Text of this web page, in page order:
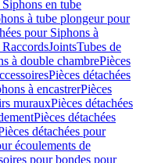
en tube
à tube plongeur pour
pour Siphons à
RaccordsJointsTubes de
à double chambrePièces
Pièces détachées
à encastrerPièces
murauxPièces détachées
Pièces détachées
détachées pour
écoulements de
pour bondes pour